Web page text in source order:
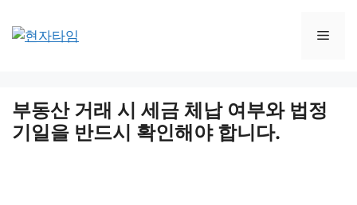
부동산 거래 시 세금 체납 여부와 법정
기일을 반드시 확인해야 합니다.